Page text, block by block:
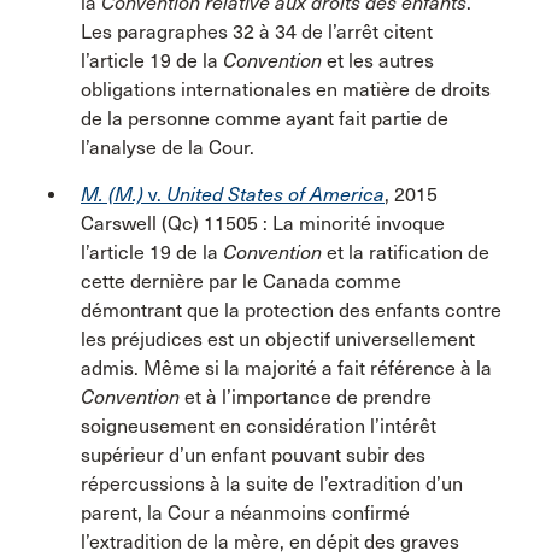
Les paragraphes 32 à 34 de l’arrêt citent
l’article 19 de la Convention et les autres
obligations internationales en matière de droits
de la personne comme ayant fait partie de
l’analyse de la Cour.
M. (M.) v. United States of America, 2015
Carswell (Qc) 11505 : La minorité invoque
l’article 19 de la Convention et la ratification de
cette dernière par le Canada comme
démontrant que la protection des enfants contre
les préjudices est un objectif universellement
admis. Même si la majorité a fait référence à la
Convention et à l’importance de prendre
soigneusement en considération l’intérêt
supérieur d’un enfant pouvant subir des
répercussions à la suite de l’extradition d’un
parent, la Cour a néanmoins confirmé
l’extradition de la mère, en dépit des graves